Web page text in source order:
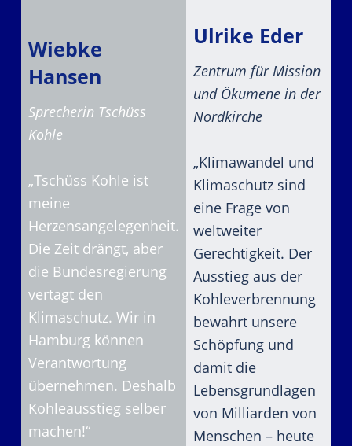
Wiebke
Hansen
Sprecherin Tschüss
Kohle
„Tschüss Kohle ist
meine
Herzensangelegenheit.
Die Zeit drängt, aber
die Bundesregierung
vertagt den
Klimaschutz. Wir in
Hamburg können
Verantwortung
übernehmen. Deshalb
Kohleausstieg selber
machen!“
Ulrike Eder
Zentrum für Mission
und Ökumene in der
Nordkirche
„Klimawandel und
Klimaschutz sind
eine Frage von
weltweiter
Gerechtigkeit. Der
Ausstieg aus der
Kohleverbrennung
bewahrt unsere
Schöpfung und
damit die
Lebensgrundlagen
von Milliarden von
Menschen – heute